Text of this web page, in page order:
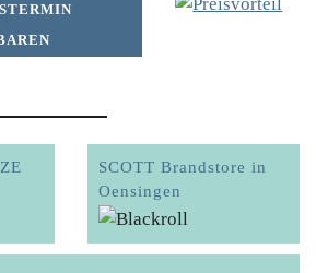
SCOTT Brandstore in
Oensingen